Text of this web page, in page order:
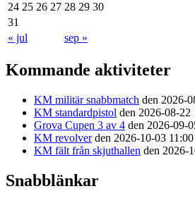
24 25 26 27 28 29 30
31
« jul
sep »
Kommande aktiviteter
KM militär snabbmatch den 2026-
KM standardpistol den 2026-08-22
Grova Cupen 3 av 4 den 2026-09-
KM revolverden 2026-10-03 11:00
KM fält från skjuthallen den 2026-
Snabblänkar